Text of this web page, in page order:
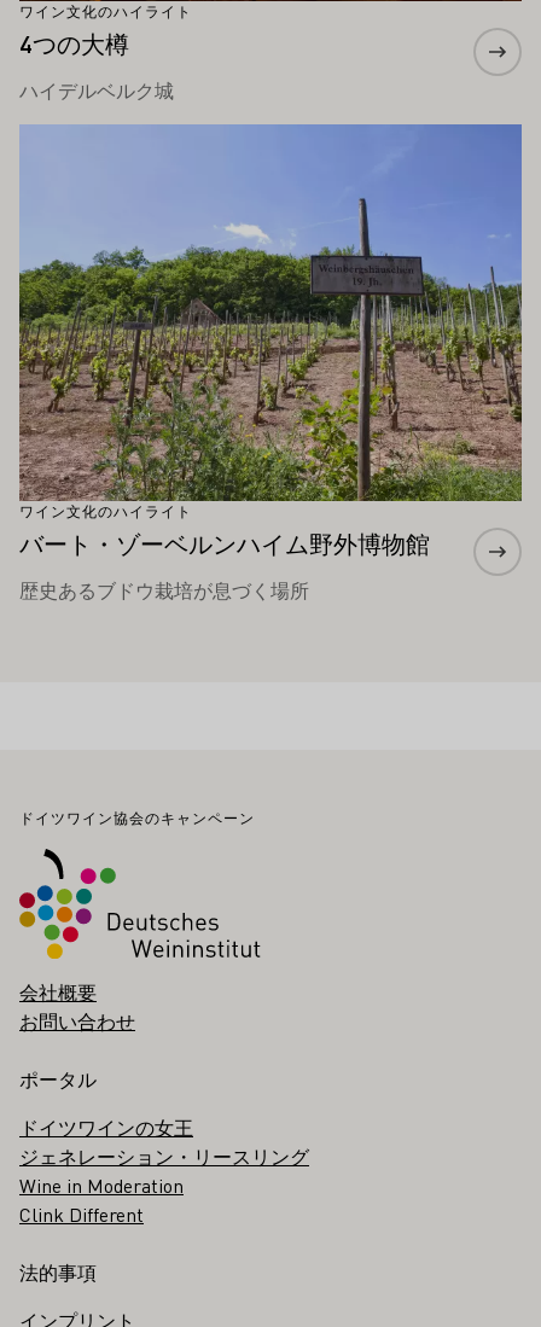
ワイン文化のハイライト
4つの大樽
ハイデルベルク城
ワイン文化のハイライト
バート・ゾーベルンハイム野外博物館
歴史あるブドウ栽培が息づく場所
フッター
ドイツワイン協会のキャンペーン
会社概要
お問い合わせ
ポータル
ドイツワインの女王
ジェネレーション・リースリング
Wine in Moderation
Clink Different
法的事項
インプリント